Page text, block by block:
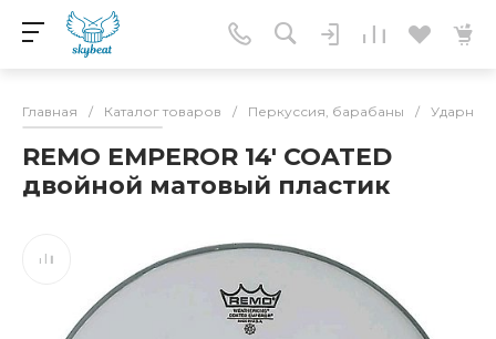
Главная / Каталог товаров / Перкуссия, барабаны / Ударные
REMO EMPEROR 14' COATED
двойной матовый пластик